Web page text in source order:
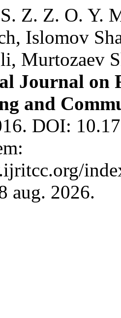
Z. Z. O. Y.
Islomov
Murtozaev
Journal on
and
DOI:
aug. 2026.